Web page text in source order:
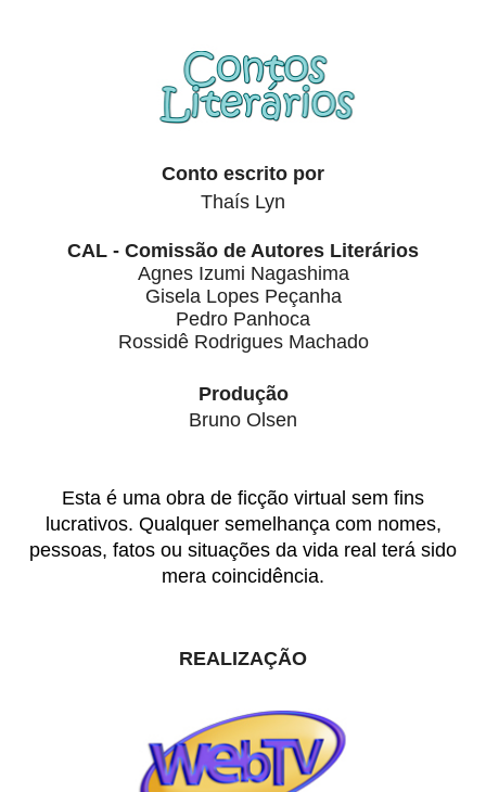
Conto escrito por
Thaís Lyn
CAL - Comissão de Autores Literários
Agnes Izumi Nagashima
Gisela Lopes Peçanha
Pedro Panhoca
Rossidê Rodrigues Machado
Produção
Bruno Olsen
Esta é uma obra de ficção virtual sem fins
lucrativos. Qualquer semelhança com nomes,
pessoas, fatos ou situações da vida real terá sido
mera coincidência.
REALIZAÇÃO